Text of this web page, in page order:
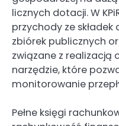
licznych dotacji. W
przychody ze składek
zbiórek publicznych
związane z
narzędzie, które
monitorowanie
Pełne księgi